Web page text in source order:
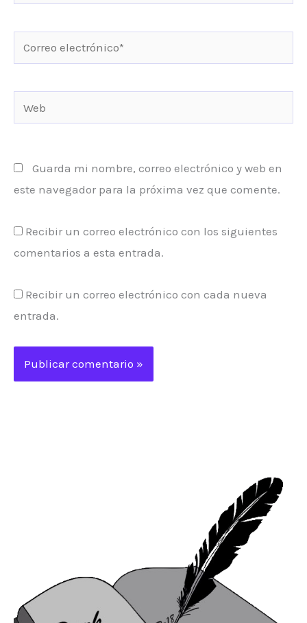
electrónico*
Guarda mi nombre, correo electrónico y web en
este navegador para la próxima vez que comente.
Recibir un correo electrónico con los siguientes
comentarios a esta entrada.
Recibir un correo electrónico con cada nueva
entrada.